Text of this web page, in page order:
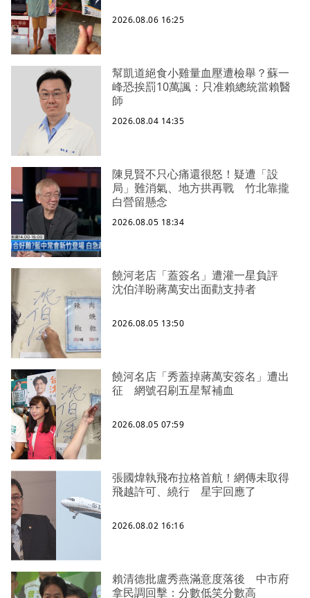
2026.08.06 16:25
幫凱道絕食小雞量血壓遭檢舉？蘇一
峰恐挨罰10萬諷：只准賴總統當賴醫
師
2026.08.04 14:35
陳見賢不只心痛還很怒！疑遭「設
局」難消氣、地方拱再戰 竹北靠攏
白營留懸念
2026.08.05 18:34
饒河老店「蓋簽名」遭灌一星負評
沈伯洋盼蔣萬安出面勸支持者
2026.08.05 13:50
饒河名店「秀蓋掉蔣萬安簽名」遭出
征 網號召刷五星幫補血
2026.08.05 07:59
張國煒執飛布拉格首航！網傳未取得
飛越許可、繞行 星宇回應了
2026.08.02 16:16
賴清德批盧秀燕滿意度落後 中市府
拿民調回擊：分數低笑分數高